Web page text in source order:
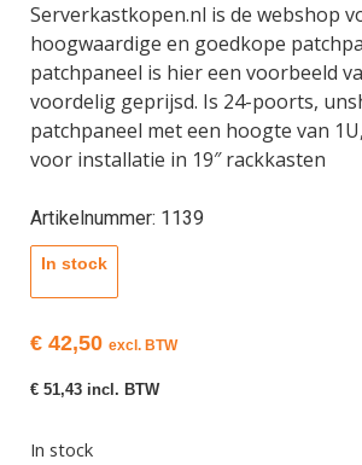
Serverkastkopen.nl is de webshop
hoogwaardige en goedkope
patchpaneel is hier een voorbeeld
voordelig geprijsd. Is 24-poorts,
patchpaneel met een hoogte van
voor installatie in 19″ rackkasten
Artikelnummer: 1139
In stock
€ 42,50 excl. BTW
€ 51,43 incl. BTW
In stock